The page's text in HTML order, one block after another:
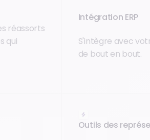
réassorts
qui
Intégration ERP
S'intègre avec
de bout en bout.
Outils des